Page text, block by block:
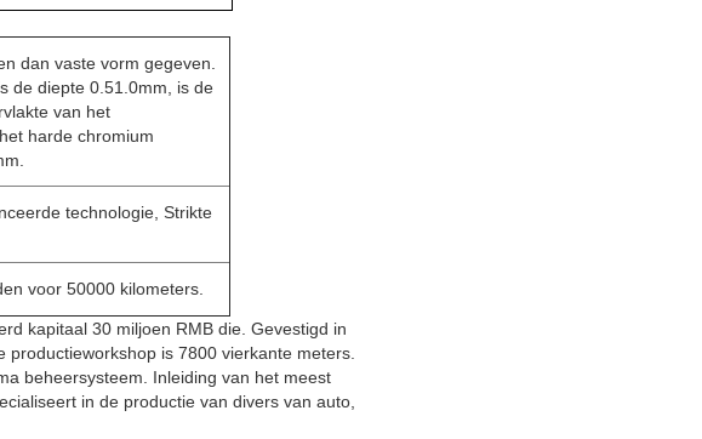
dan vaste vorm gegeven.
de diepte 0.51.0mm, is de
van het
harde chromium
technologie, Strikte
voor 50000 kilometers.
kapitaal 30 miljoen RMB die. Gevestigd in
is 7800 vierkante meters.
beheersysteem. Inleiding van het meest
in de productie van divers van auto,